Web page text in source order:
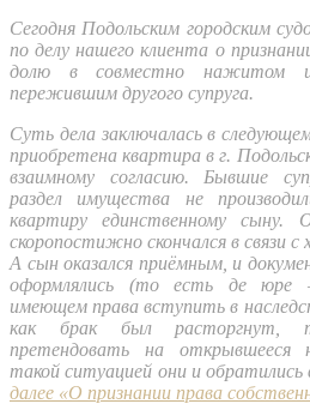
Сегодня Подольским городским
по делу нашего клиента о
долю в совместно нажитом
пережившим другого супруга.
Суть дела заключалась в
приобретена квартира в г.
взаимному согласию. Бывшие
раздел имущества не
квартиру единственному сыну.
скоропостижно скончался в связи с
А сын оказался приёмным, и
оформлялись (то есть де юре
имеющем права вступить в
как брак был расторгнут,
претендовать на открывшееся
такой ситуацией они и
далее «О признании права